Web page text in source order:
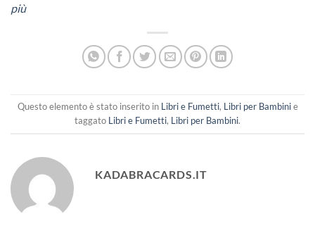
più
Questo elemento è stato inserito in Libri e Fumetti, Libri per Bambinie
taggato Libri e Fumetti, Libri per Bambini.
KADABRACARDS.IT